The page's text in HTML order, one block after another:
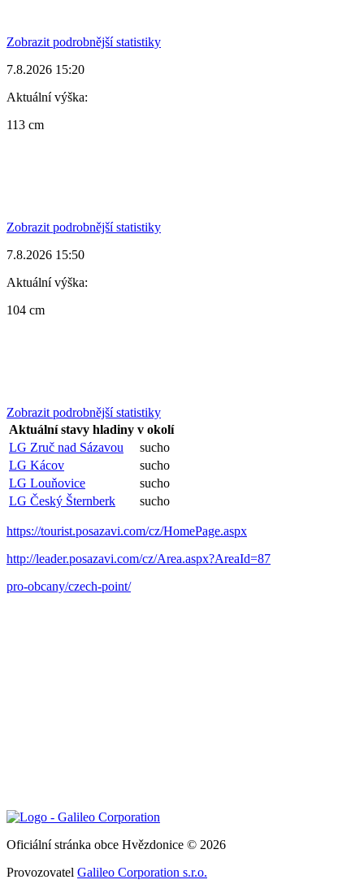
Zobrazit podrobnější statistiky
7.8.2026 15:20
Aktuální výška:
113 cm
Zobrazit podrobnější statistiky
7.8.2026 15:50
Aktuální výška:
104 cm
Zobrazit podrobnější statistiky
Aktuální stavy hladiny v okolí
LG Zruč nad Sázavou
sucho
LG Kácov
sucho
LG Louňovice
sucho
LG Český Šternberk
sucho
https://tourist.posazavi.com/cz/HomePage.aspx
http://leader.posazavi.com/cz/Area.aspx?AreaId=87
pro-obcany/czech-point/
Oficiální stránka obce Hvězdonice © 2026
Provozovatel Galileo Corporation s.r.o.